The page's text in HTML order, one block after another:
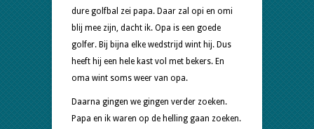
dure golfbal zei papa. Daar zal opi en omi
blij mee zijn, dacht ik. Opa is een goede
golfer. Bij bijna elke wedstrijd wint hij. Dus
heeft hij een hele kast vol met bekers. En
oma wint soms weer van opa.
Daarna gingen we gingen verder zoeken.
Papa en ik waren op de helling gaan zoeken.